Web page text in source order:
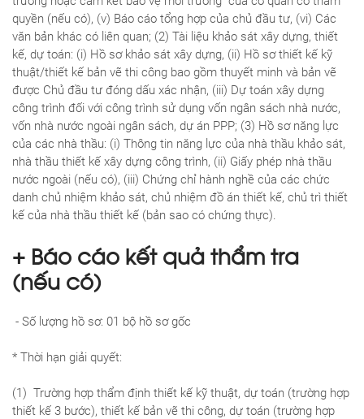
quyền (nếu có), (v) Báo cáo tổng hợp của chủ đầu tư, (vi) Các
văn bản khác có liên quan; (2) Tài liệu khảo sát xây dựng, thiết
kế, dự toán: (i) Hồ sơ khảo sát xây dựng, (ii) Hồ sơ thiết kế kỹ
thuật/thiết kế bản vẽ thi công bao gồm thuyết minh và bản vẽ
được Chủ đầu tư đóng dấu xác nhận, (iii) Dự toán xây dựng
công trình đối với công trình sử dụng vốn ngân sách nhà nước,
vốn nhà nước ngoài ngân sách, dự án PPP; (3) Hồ sơ năng lực
của các nhà thầu: (i) Thông tin năng lực của nhà thầu khảo sát,
nhà thầu thiết kế xây dựng công trình, (ii) Giấy phép nhà thầu
nước ngoài (nếu có), (iii) Chứng chỉ hành nghề của các chức
danh chủ nhiệm khảo sát, chủ nhiệm đồ án thiết kế, chủ trì thiết
kế của nhà thầu thiết kế (bản sao có chứng thực).
+ Báo cáo kết quả thẩm tra
(nếu có)
- Số lượng hồ sơ: 01 bộ hồ sơ gốc
* Thời hạn giải quyết:
(1) Trường hợp thẩm định thiết kế kỹ thuật, dự toán (trường hợp
thiết kế 3 bước), thiết kế bản vẽ thi công, dự toán (trường hợp